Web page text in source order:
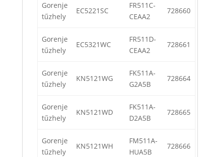
Gorenje
tűzhely
EC5221SC
FR511C-
CEAA2
728660
Gorenje
tűzhely
EC5321WC
FR511D-
CEAA2
728661
Gorenje
tűzhely
KN5121WG
FK511A-
G2A5B
728664
Gorenje
tűzhely
KN5121WD
FK511A-
D2A5B
728665
Gorenje
tűzhely
KN5121WH
FM511A-
HUA5B
728666